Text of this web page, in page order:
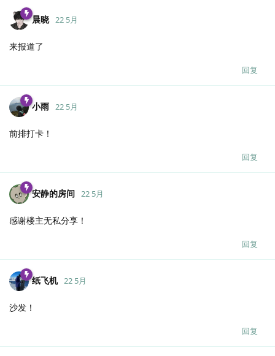
晨晓 22 5月
来报道了
回复
小雨 22 5月
前排打卡！
回复
安静的房间 22 5月
感谢楼主无私分享！
回复
纸飞机 22 5月
沙发！
回复